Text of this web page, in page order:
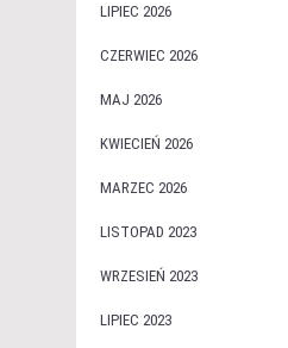
LIPIEC 2026
CZERWIEC 2026
MAJ 2026
KWIECIEŃ 2026
MARZEC 2026
LISTOPAD 2023
WRZESIEŃ 2023
LIPIEC 2023